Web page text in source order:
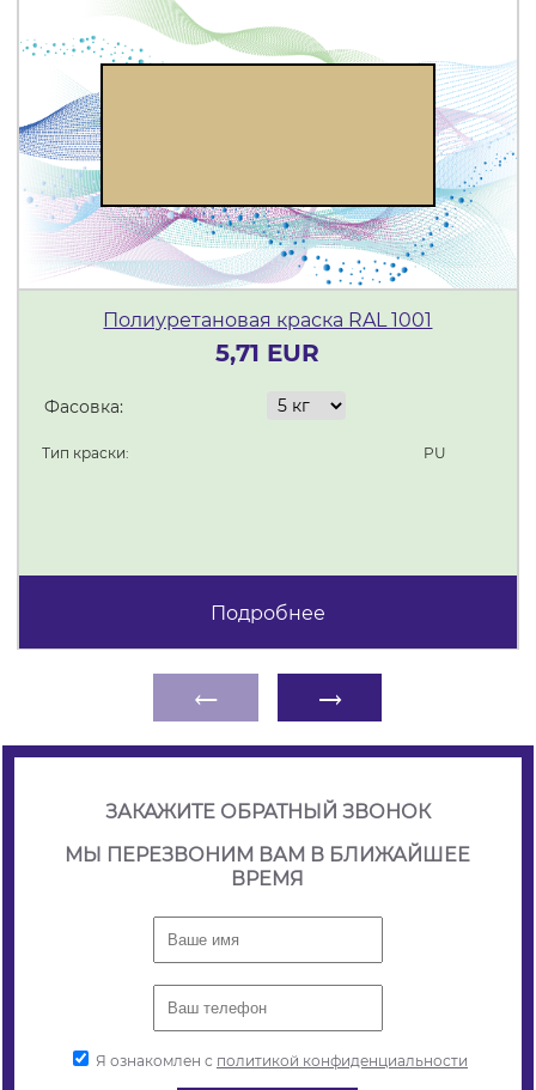
Полиуретановая краска RAL 1001
5,71 EUR
Фасовка:
Тип краски: PU
Подробнее
← →
ЗАКАЖИТЕ ОБРАТНЫЙ ЗВОНОК
МЫ ПЕРЕЗВОНИМ ВАМ В БЛИЖАЙШЕЕ
ВРЕМЯ
Я ознакомлен с политикой конфиденциальности